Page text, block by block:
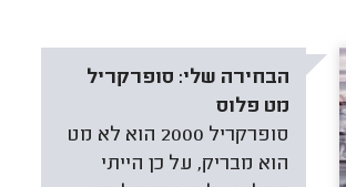
הבחירה שלי: סופרקריל
מט פלוס
סופרקריל 2000 הוא לא מט
הוא מבריק, על כן הייתי